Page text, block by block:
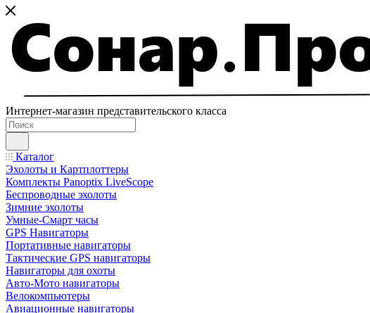
Интернет-магазин представительского класса
Каталог
Эхолоты и Картплоттеры
Комплекты Panoptix LiveScope
Беспроводные эхолоты
Зимние эхолоты
Умные-Смарт часы
GPS Навигаторы
Портативные навигаторы
Тактические GPS навигаторы
Навигаторы для охоты
Авто-Мото навигаторы
Велокомпьютеры
Авиационные навигаторы